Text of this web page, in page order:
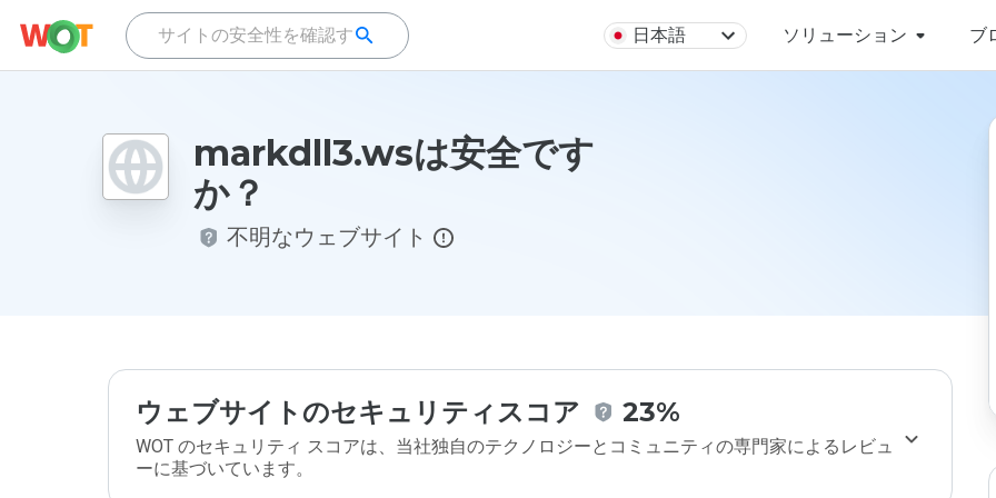
日本語 ソリューション ブ
markdll3.wsは安全です
か？
不明なウェブサイト
ウェブサイトのセキュリティスコア 23%
WOT のセキュリティ スコアは、当社独自のテクノロジーとコミュニティの専門家によるレビュ
ーに基づいています。